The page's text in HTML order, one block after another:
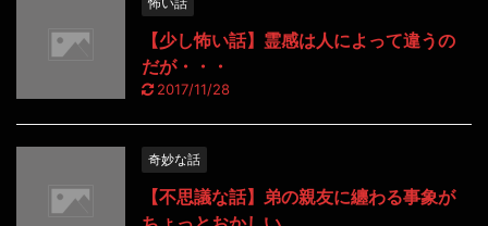
【少し怖い話】霊感は人によって違うの
だが・・・
2017/11/28
奇妙な話
【不思議な話】弟の親友に纏わる事象が